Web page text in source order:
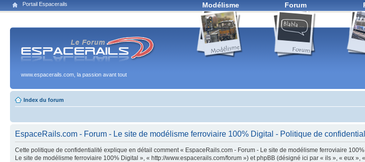
Portail Espacerails Modélisme Forum
www.espacerails.com, la passion avant tout
Index du forum
EspaceRails.com - Forum - Le site de modélisme ferroviaire 100% Digital - Politique de
Cette politique de confidentialité explique en détail comment « EspaceRails.com - Forum - Le site de modélisme ferroviaire
Le site de modélisme ferroviaire 100% Digital », « http://www.espacerails.com/forum ») et phpBB (désigné ici par « ils », « eux